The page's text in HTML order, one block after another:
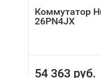
Коммутатор
26PN4JX
54 363 руб.